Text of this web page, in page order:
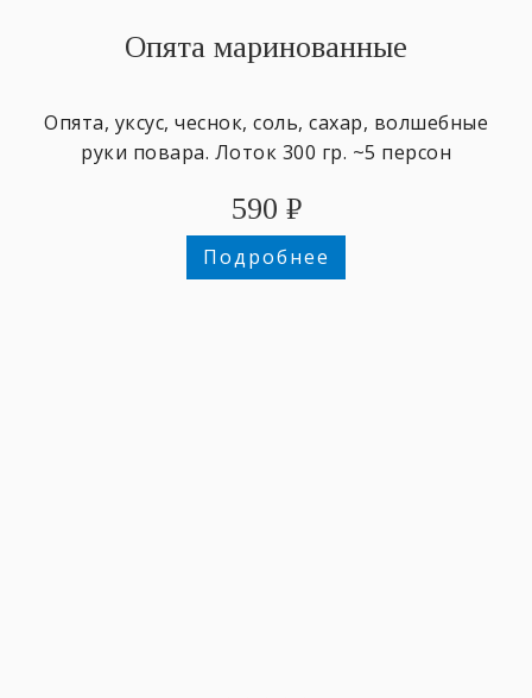
Опята маринованные
Опята, уксус, чеснок, соль, сахар, волшебные
руки повара. Лоток 300 гр. ~5 персон
590 ₽
Подробнее